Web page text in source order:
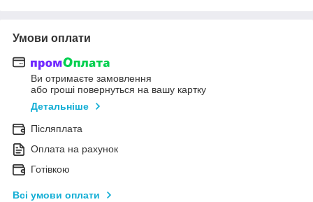
Умови оплати
Ви отримаєте замовлення
або гроші повернуться на вашу картку
Детальніше
Післяплата
Оплата на рахунок
Готівкою
Всі умови оплати